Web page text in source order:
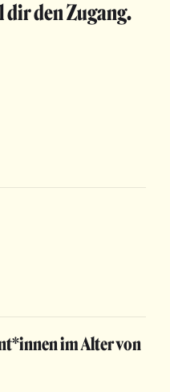
den Zugang.
im Alter von